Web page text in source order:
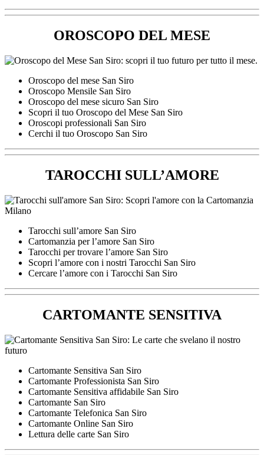
OROSCOPO DEL MESE
Oroscopo del mese San Siro
Oroscopo Mensile San Siro
Oroscopo del mese sicuro San Siro
Scopri il tuo Oroscopo del Mese San Siro
Oroscopi professionali San Siro
Cerchi il tuo Oroscopo San Siro
TAROCCHI SULL’AMORE
Tarocchi sull’amore San Siro
Cartomanzia per l’amore San Siro
Tarocchi per trovare l’amore San Siro
Scopri l’amore con i nostri Tarocchi San Siro
Cercare l’amore con i Tarocchi San Siro
CARTOMANTE SENSITIVA
Cartomante Sensitiva San Siro
Cartomante Professionista San Siro
Cartomante Sensitiva affidabile San Siro
Cartomante San Siro
Cartomante Telefonica San Siro
Cartomante Online San Siro
Lettura delle carte San Siro